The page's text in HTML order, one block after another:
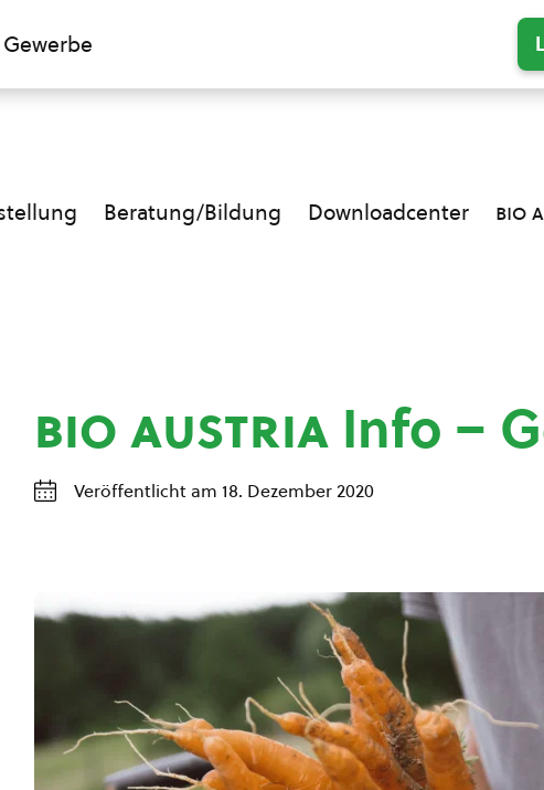
Gewerbe
Beratung/Bildung Downloadcenter bio
bio austria Info –
Veröffentlicht am 18. Dezember 2020